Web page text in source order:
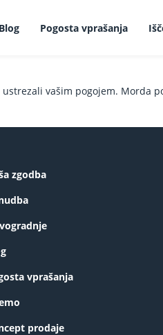
Blog Pogosta vprašanja
vašim pogojem. Morda
zgodba
vprašanja
prodaje